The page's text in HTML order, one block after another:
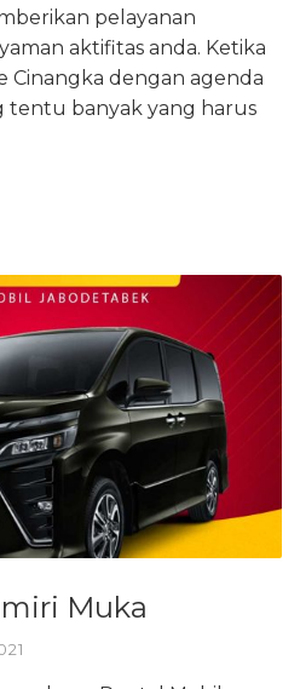
pelayanan
aktifitas anda. Ketika
Cinangka dengan agenda
tentu banyak yang harus
Muka